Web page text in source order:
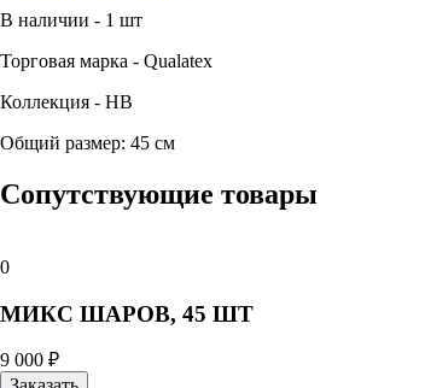
В наличии - 1 шт
Торговая марка - Qualatex
Коллекция - HB
Общий размер: 45 см
Сопутствующие товары
0
МИКС ШАРОВ, 45 ШТ
9 000 ₽